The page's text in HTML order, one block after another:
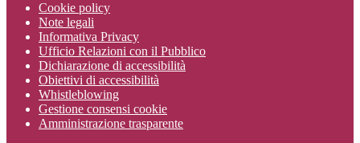
Cookie policy
Note legali
Informativa Privacy
Ufficio Relazioni con il Pubblico
Dichiarazione di accessibilità
Obiettivi di accessibilità
Whistleblowing
Gestione consensi cookie
Amministrazione trasparente